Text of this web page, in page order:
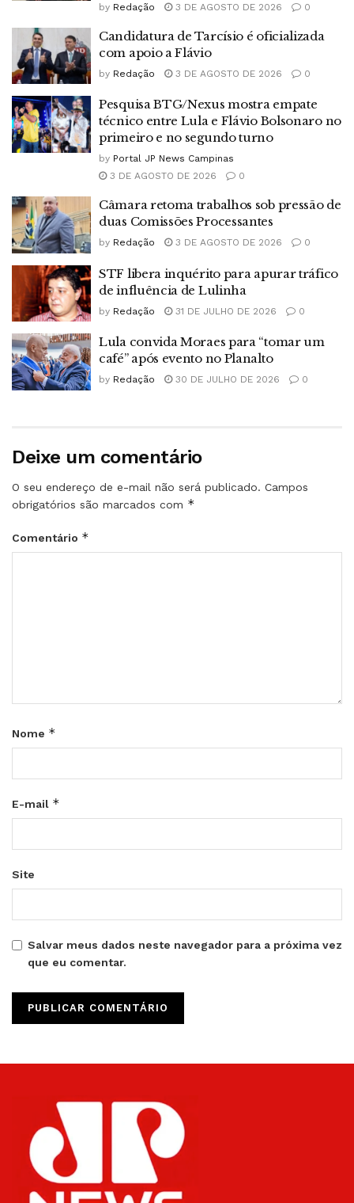
by Redação 3 DE AGOSTO DE 2026 0
Candidatura de Tarcísio é oficializada
com apoio a Flávio
by Redação 3 DE AGOSTO DE 2026 0
Pesquisa BTG/Nexus mostra empate
técnico entre Lula e Flávio Bolsonaro no
primeiro e no segundo turno
by Portal JP News Campinas
3 DE AGOSTO DE 2026
0
Câmara retoma trabalhos sob pressão de
duas Comissões Processantes
by Redação 3 DE AGOSTO DE 2026 0
STF libera inquérito para apurar tráfico
de influência de Lulinha
by Redação 31 DE JULHO DE 2026 0
Lula convida Moraes para “tomar um
café” após evento no Planalto
by Redação 30 DE JULHO DE 2026 0
Deixe um comentário
O seu endereço de e-mail não será publicado. Campos
obrigatórios são marcados com *
Comentário *
Nome *
E-mail *
Site
Salvar meus dados neste navegador para a próxima vez
que eu comentar.